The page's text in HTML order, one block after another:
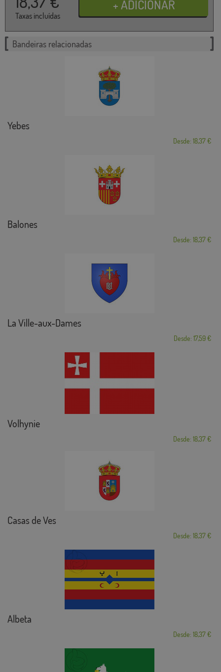
Taxas incluídas
Bandeiras relacionadas
Yebes
Desde: 18,37 €
Balones
Desde: 18,37 €
La Ville-aux-Dames
Desde: 17,59 €
Volhynie
Desde: 18,37 €
Casas de Ves
Desde: 18,37 €
Albeta
Desde: 18,37 €